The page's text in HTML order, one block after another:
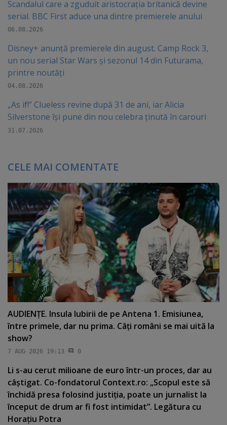
Scandalul care a zguduit aristocrația britanică devine
serial. BBC First aduce una dintre premierele anului
06.08.2026
Disney+ anunță premierele din august. Camp Rock 3,
un nou serial Star Wars și sezonul 14 din Futurama,
printre noutăți
04.08.2026
„As if!” Clueless revine după 31 de ani, iar Alicia
Silverstone își pune din nou celebra ținută în carouri
31.07.2026
CELE MAI COMENTATE
AUDIENŢE. Insula Iubirii de pe Antena 1. Emisiunea,
între primele, dar nu prima. Câţi români se mai uită la
show?
7 AUG 2026 19:13 0
Li s-au cerut milioane de euro într-un proces, dar au
câştigat. Co-fondatorul Context.ro: „Scopul este să
închidă presa folosind justiţia, poate un jurnalist la
început de drum ar fi fost intimidat”. Legătura cu
Horaţiu Potra